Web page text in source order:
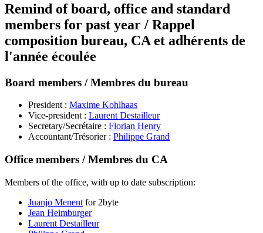
Remind of board, office and standard
members for past year / Rappel
composition bureau, CA et adhérents de
l'année écoulée
Board members / Membres du bureau
President : Maxime Kohlhaas
Vice-president : Laurent Destailleur
Secretary/Secrétaire : Florian Henry
Accountant/Trésorier : Philippe Grand
Office members / Membres du CA
Members of the office, with up to date subscription:
Juanjo Menent for 2byte
Jean Heimburger
Laurent Destailleur